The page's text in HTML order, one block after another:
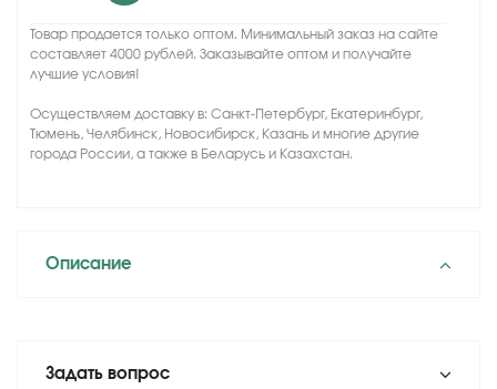
Товар продается только оптом. Минимальный заказ на сайте
составляет 4000 рублей. Заказывайте оптом и получайте
лучшие условия!
Осуществляем доставку в: Санкт-Петербург, Екатеринбург,
Тюмень, Челябинск, Новосибирск, Казань и многие другие
города России, а также в Беларусь и Казахстан.
Описание
Задать вопрос